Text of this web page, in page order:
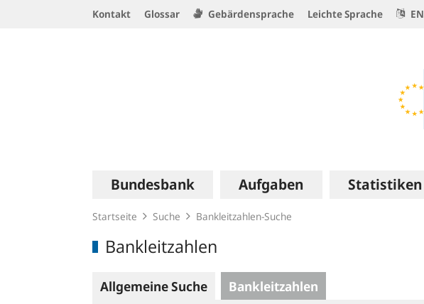
Kontakt Glossar Gebärdensprache Leichte Sprache EN
Hauptnavigation
Bundesbank Aufgaben Statistiken
Startseite Suche Bankleitzahlen-Suche
Bankleitzahlen
Allgemeine Suche Bankleitzahlen